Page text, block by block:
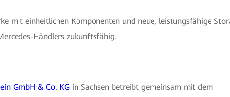
mit einheitlichen Komponenten und neue, leistungsfähige
Händlers zukunftsfähig.
GmbH & Co. KGin Sachsen betreibt gemeinsam mit dem